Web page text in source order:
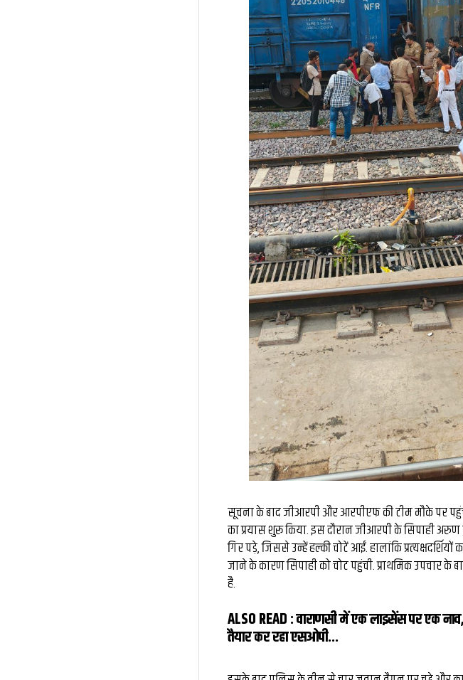
सूचना के बाद जीआरपी और आरपीएफ की टीम मौके पर
का प्रयास शुरू किया. इस दौरान जीआरपी के सिपाही अरुण
गिर पड़े, जिससे उन्हें हल्की चोटें आईं. हालांकि प्रत्‍यक्षदर्शियों
जाने के कारण सिपाही को चोट पहुंची. प्राथमिक उपचार के
है.
ALSO READ :वाराणसी में एक लाइसेंस पर एक
तैयार कर रहा एसओपी...